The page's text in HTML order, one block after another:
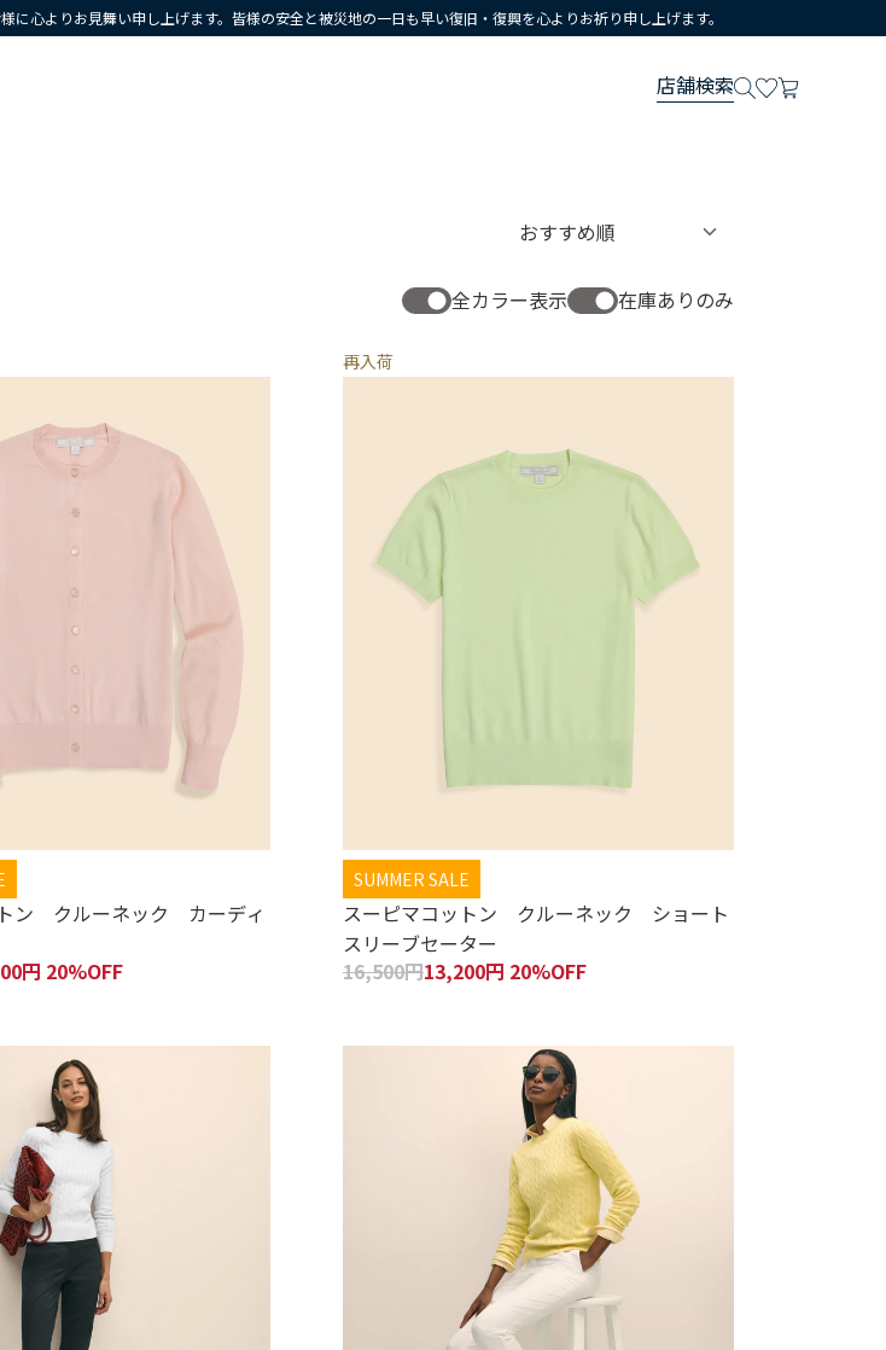
心よりお見舞い申し上げます。皆様の安全と被災地の一日も早い復旧・復興を心よりお祈り申し上げます。
店舗検索
全カラー表示 在庫ありのみ
ン クルーネック カーディ
円 20%OFF
再入荷
SUMMER SALE
スーピマコットン クルーネック ショート
スリーブセーター
16,500円13,200円 20%OFF